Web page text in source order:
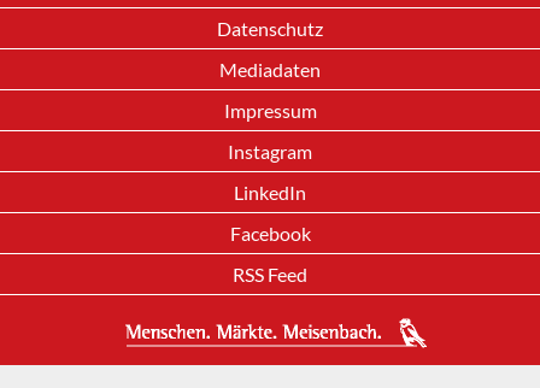
Datenschutz
Mediadaten
Impressum
Instagram
LinkedIn
Facebook
RSS Feed